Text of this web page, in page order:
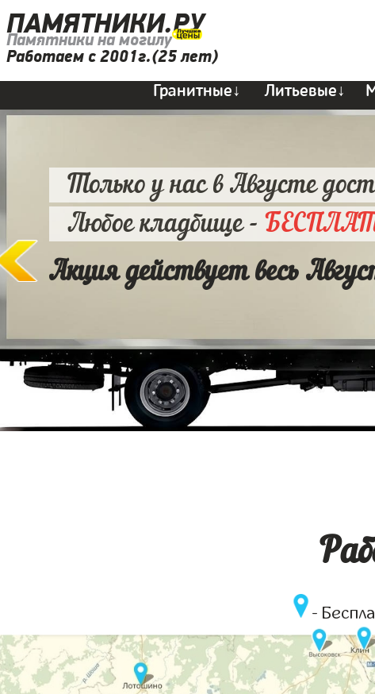
ПАМЯТНИКИ.РУ
Памятники на могилу
Работаем с 2001г.(25 лет)
Гранитные↓ Литьевые↓
Только у нас в Августе
Любое кладбище -
Акция действует весь
-